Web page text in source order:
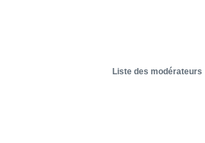
Liste des modérateurs